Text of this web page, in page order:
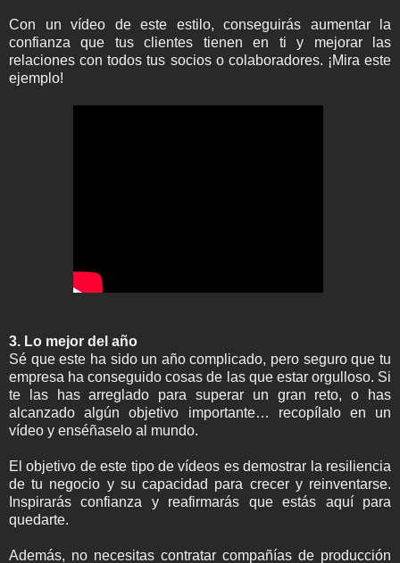
Con un vídeo de este estilo, conseguirás aumentar la
confianza que tus clientes tienen en ti y mejorar las
relaciones con todos tus socios o colaboradores. ¡Mira este
ejemplo!
3. Lo mejor del año
Sé que este ha sido un año complicado, pero seguro que tu
empresa ha conseguido cosas de las que estar orgulloso. Si
te las has arreglado para superar un gran reto, o has
alcanzado algún objetivo importante… recopílalo en un
vídeo y enséñaselo al mundo.
El objetivo de este tipo de vídeos es demostrar la resiliencia
de tu negocio y su capacidad para crecer y reinventarse.
Inspirarás confianza y reafirmarás que estás aquí para
quedarte.
Además, no necesitas contratar compañías de producción